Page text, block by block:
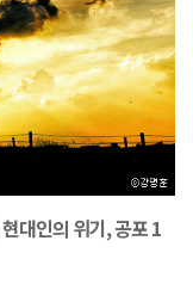
대인의 위기, 공포 1